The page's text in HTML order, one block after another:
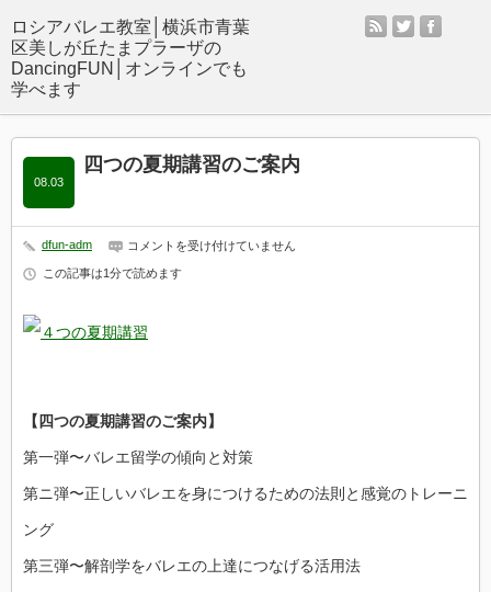
rss twitter
四つの夏期講習のご案内
08.03
dfun-adm
四
の
講
習
は
コメントを受け付けていません
この記事は1分で読めます
【四つの夏期講習のご案内】
第一弾〜バレエ留学の傾向と対策
第ニ弾〜正しいバレエを身につけるための法則と感覚のトレーニ
ング
第三弾〜解剖学をバレエの上達につなげる活用法